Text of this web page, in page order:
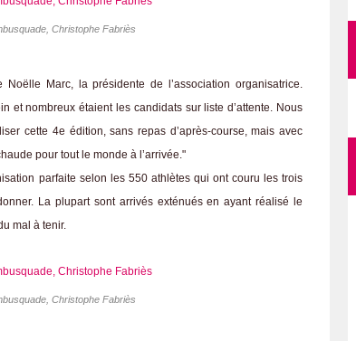
Christophe Fabriès
Marc, la présidente de l’association organisatrice.
et nombreux étaient les candidats sur liste d’attente. Nous
cette 4e édition, sans repas d’après-course, mais avec
pour tout le monde à l’arrivée."
parfaite selon les 550 athlètes qui ont couru les trois
La plupart sont arrivés exténués en ayant réalisé le
mal à tenir.
Christophe Fabriès